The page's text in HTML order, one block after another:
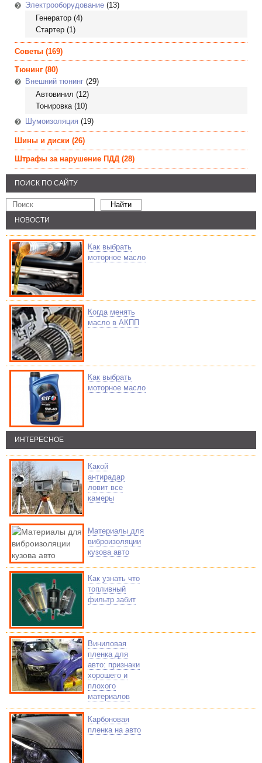
Электрооборудование (13)
Генератор (4)
Стартер (1)
Советы (169)
Тюнинг (80)
Внешний тюнинг (29)
Автовинил (12)
Тонировка(10)
Шумоизоляция (19)
Шины и диски (26)
Штрафы за нарушение ПДД (28)
ПОИСК ПО САЙТУ
НОВОСТИ
Как выбрать
моторное масло
Когда менять
масло в АКПП
Как выбрать
моторное масло
ИНТЕРЕСНОЕ
Какой
антирадар
ловит все
камеры
Материалы для
виброизоляции
кузова авто
Как узнать что
топливный
фильтр забит
Виниловая
пленка для
авто: признаки
хорошего и
плохого
материалов
Карбоновая
пленка на авто